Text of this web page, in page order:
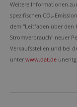
Weitere Informationen
spezifischen CO₂-
dem "Leitfaden über den
Stromverbrauch" neuer
Verkaufsstellen und bei
unter www.dat.de